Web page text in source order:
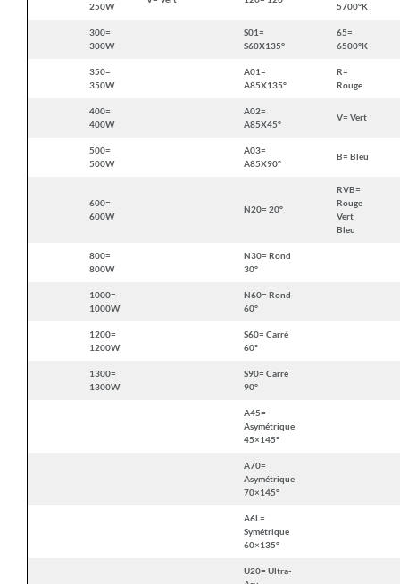
250W
5700°K
300=
300W
S01=
S60X135°
65=
6500°K
350=
350W
A01=
A85X135°
R=
Rouge
400=
400W
A02=
A85X45°
V= Vert
500=
500W
A03=
A85X90°
B= Bleu
600=
600W
N20= 20°
RVB=
Rouge
Vert
Bleu
800=
800W
N30= Rond
30°
1000=
1000W
N60= Rond
60°
1200=
1200W
S60= Carré
60°
1300=
1300W
S90= Carré
90°
A45=
Asymétrique
45×145°
A70=
Asymétrique
70×145°
A6L=
Symétrique
60×135°
U20= Ultra-